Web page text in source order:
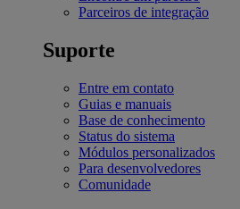
Parceiros de integração
Suporte
Entre em contato
Guias e manuais
Base de conhecimento
Status do sistema
Módulos personalizados
Para desenvolvedores
Comunidade